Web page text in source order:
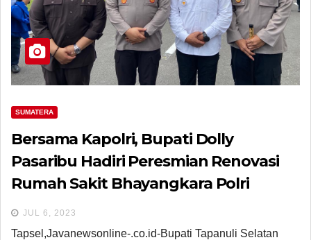
SUMATERA
Bersama Kapolri, Bupati Dolly
Pasaribu Hadiri Peresmian Renovasi
Rumah Sakit Bhayangkara Polri
Tingkat II Medan dan Mapolres Tapsel
JUL 6, 2023
Tapsel,Javanewsonline-.co.id-Bupati Tapanuli Selatan